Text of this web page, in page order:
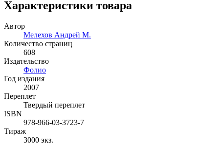
Характеристики товара
Автор
Мелехов Андрей М.
Количество страниц
608
Издательство
Фолио
Год издания
2007
Переплет
Твердый переплет
ISBN
978-966-03-3723-7
Тираж
3000 экз.